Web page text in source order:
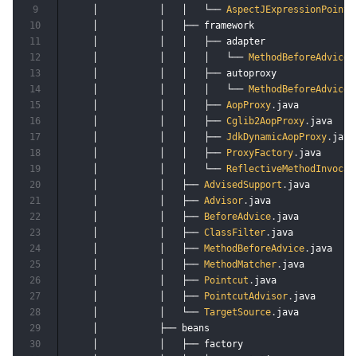
    │           │   │   └──
    │           │   ├── framework
    │           │   │   ├── adapter
    │           │   │   │   └──
    │           │   │   ├── autoproxy
    │           │   │   │   └──
    │           │   │   ├──
AopProxy . java
    │           │   │   ├──
Cglib2AopProxy . java
    │           │   │   ├──
JdkDynamicAopProxy . java
    │           │   │   ├──
ProxyFactory . java
    │           │   │   └──
    │           │   ├──
AdvisedSupport . java
    │           │   ├──
Advisor . java
    │           │   ├──
BeforeAdvice . java
    │           │   ├──
ClassFilter . java
    │           │   ├──
MethodBeforeAdvice . java
    │           │   ├──
MethodMatcher . java
    │           │   ├──
Pointcut . java
    │           │   ├──
PointcutAdvisor . java
    │           │   └──
TargetSource . java
    │           ├── beans
    │           │   ├── factory
9
10
11
12
13
14
15
16
17
18
19
20
21
22
23
24
25
26
27
28
29
30